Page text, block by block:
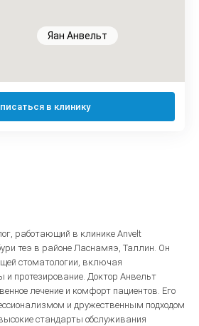
Яан Анвельт
в клинику
работающий в клинике Anvelt
теэ в районе Ласнамяэ, Таллин. Он
стоматологии, включая
и протезирование. Доктор Анвельт
лечение и комфорт пациентов. Его
и дружественным подходом
стандарты обслуживания